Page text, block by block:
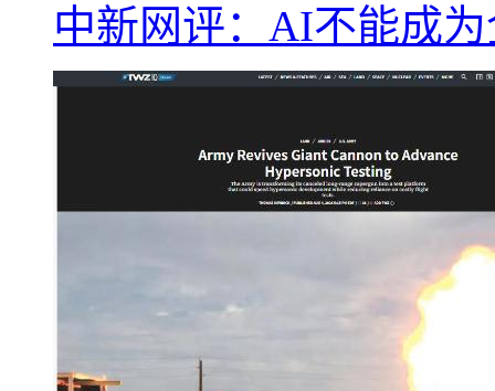
中新网评：AI不能成